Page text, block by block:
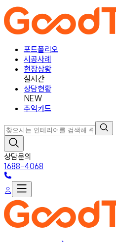
포트폴리오
시공사례
현장상황
실시간
상담현황
NEW
추억카드
상담문의
1688-4068